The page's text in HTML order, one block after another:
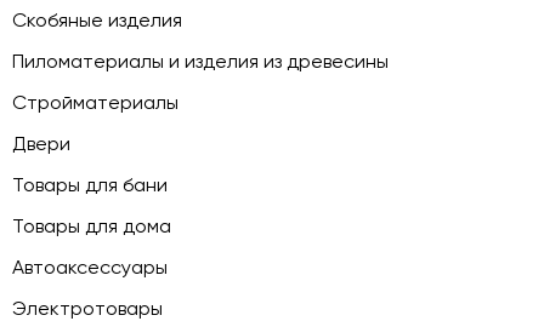
Скобяные изделия
Пиломатериалы и изделия из древесины
Стройматериалы
Двери
Товары для бани
Товары для дома
Автоаксессуары
Электротовары